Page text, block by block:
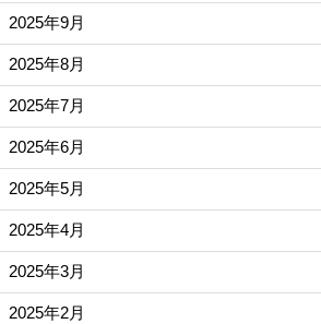
2025年9月
2025年8月
2025年7月
2025年6月
2025年5月
2025年4月
2025年3月
2025年2月